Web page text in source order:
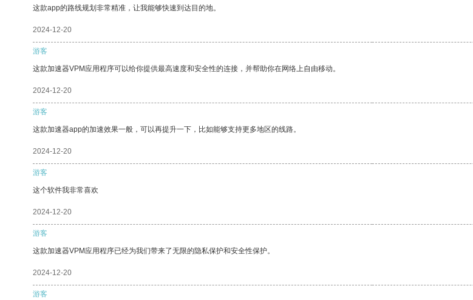
这款app的路线规划非常精准，让我能够快速到达目的地。
2024-12-20
游客
这款加速器VPM应用程序可以给你提供最高速度和安全性的连接，并帮助你在网络上自由移动。
2024-12-20
游客
这款加速器app的加速效果一般，可以再提升一下，比如能够支持更多地区的线路。
2024-12-20
游客
这个软件我非常喜欢
2024-12-20
游客
这款加速器VPM应用程序已经为我们带来了无限的隐私保护和安全性保护。
2024-12-20
游客